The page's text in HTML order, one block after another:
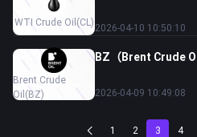
WTI Crude Oil (CL) 2026-04-10 10:50:10
Brent Crude
Oil (BZ)
BZ（Brent Crude
2026-04-09 10:49:08
1 2 3 4